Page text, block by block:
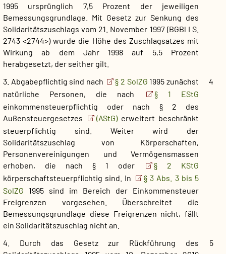
1995 ursprünglich 7,5 Prozent der jeweiligen
Bemessungsgrundlage. Mit Gesetz zur Senkung des
Solidaritätszuschlags vom 21. November 1997 (BGBl I S.
2743 <2744>) wurde die Höhe des Zuschlagsatzes mit
Wirkung ab dem Jahr 1998 auf 5,5 Prozent
herabgesetzt, der seither gilt.
4
3. Abgabepflichtig sind nach § 2 SolZG 1995 zunächst
natürliche Personen, die nach
§ 1 EStG
einkommensteuerpflichtig oder nach § 2 des
Außensteuergesetzes
(AStG)erweitert beschränkt
steuerpflichtig sind. Weiter wird der
Solidaritätszuschlag von Körperschaften,
Personenvereinigungen und Vermögensmassen
erhoben, die nach § 1 oder
§ 2 KStG
körperschaftsteuerpflichtig sind. In
§ 3 Abs. 3 bis 5
SolZG 1995 sind im Bereich der Einkommensteuer
Freigrenzen vorgesehen. Überschreitet die
Bemessungsgrundlage diese Freigrenzen nicht, fällt
ein Solidaritätszuschlag nicht an.
5
4. Durch das Gesetz zur Rückführung des